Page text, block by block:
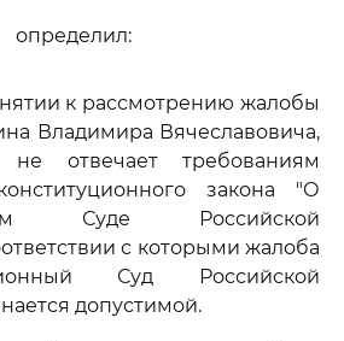
определил:
к рассмотрению жалобы
Владимира Вячеславовича,
не отвечает требованиям
закона "О
Суде Российской
с которыми жалоба
Суд Российской
допустимой.